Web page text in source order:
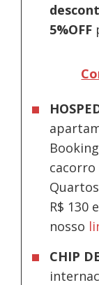
5%OFF
cacorro
R$ 130
nosso
CHIP